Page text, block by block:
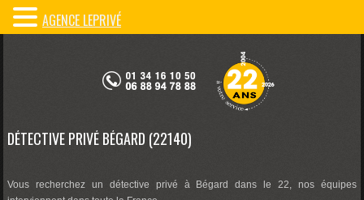
DÉTECTIVE PRIVÉ BÉGARD (22140)
Vous recherchez un détective privé à Bégard dans le 22, nos équipes
AGENCE LEPRIVÉ